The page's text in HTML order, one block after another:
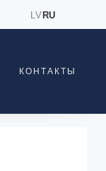
LV RU
КОНТАКТЫ